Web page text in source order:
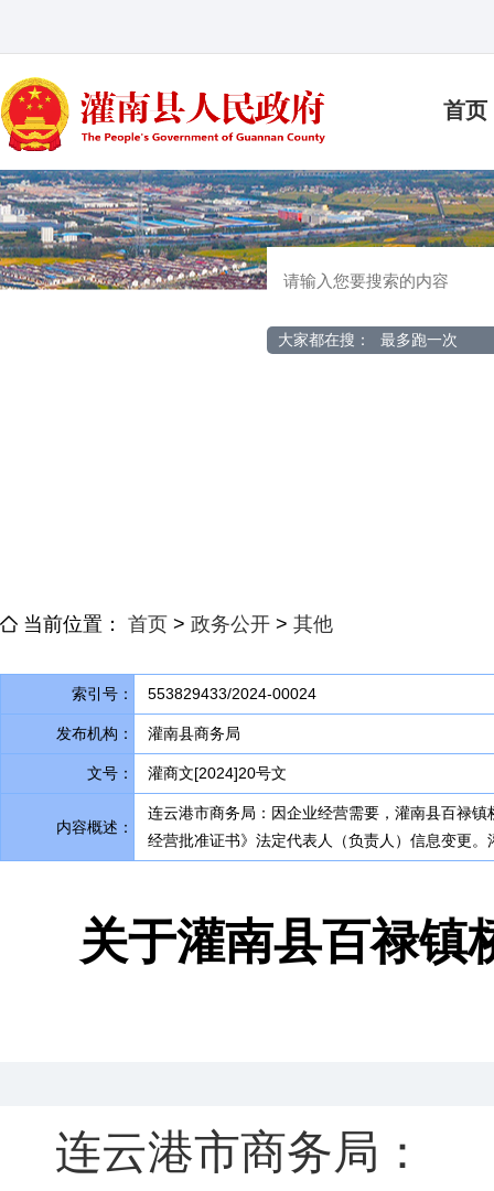
首页
大家都在搜： 最多跑一次
当前位置： 首页 > 政务公开 > 其他
索引号： 553829433/2024-00024
发布机构： 灌南县商务局
文号： 灌商文[2024]20号文
内容概述：
连云港市商务局：因企业经营需要， 灌南县百禄镇
经营批准证书》法定代表人（负责人）信息变更
关于灌南县百禄镇
连云港市商务局：